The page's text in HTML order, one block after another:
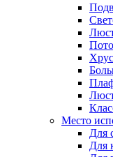
Место
Для
Для